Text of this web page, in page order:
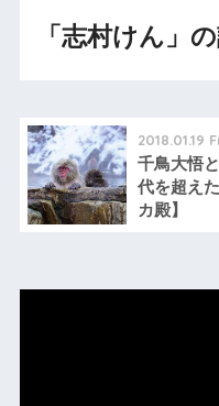
「志村けん」
2018.01.19
千鳥大悟
代を超え
カ殿】